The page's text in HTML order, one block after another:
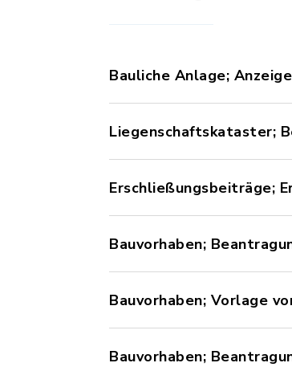
Bauliche Anlage;
Liegenschaftskataster;
Erschließungsbeiträge;
Bauvorhaben;
Bauvorhaben; Vorlage
Bauvorhaben;